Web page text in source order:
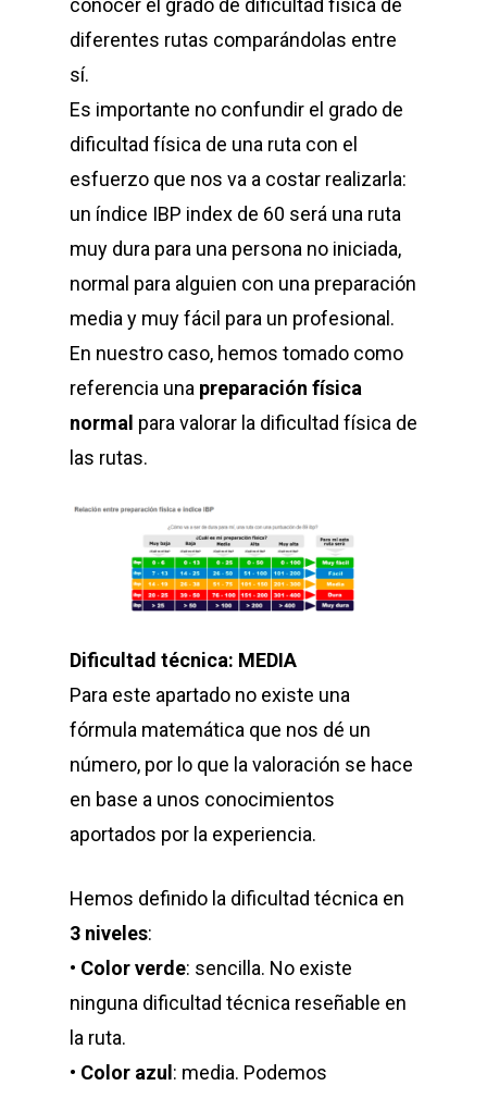
conocer el grado de dificultad física de
diferentes rutas comparándolas entre
sí.
Es importante no confundir el grado de
dificultad física de una ruta con el
esfuerzo que nos va a costar realizarla:
un índice IBP index de 60 será una ruta
muy dura para una persona no iniciada,
normal para alguien con una preparación
media y muy fácil para un profesional.
En nuestro caso, hemos tomado como
referencia una preparación física
normal para valorar la dificultad física de
las rutas.
Dificultad técnica: MEDIA
Para este apartado no existe una
fórmula matemática que nos dé un
número, por lo que la valoración se hace
en base a unos conocimientos
aportados por la experiencia.
Hemos definido la dificultad técnica en
3 niveles:
• Color verde: sencilla. No existe
ninguna dificultad técnica reseñable en
la ruta.
• Color azul: media. Podemos